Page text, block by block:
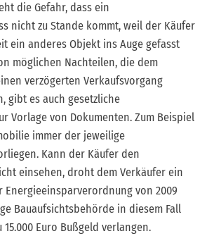
die Gefahr, dass ein
nicht zu Stande kommt, weil der Käufer
ein anderes Objekt ins Auge gefasst
möglichen Nachteilen, die dem
verzögerten Verkaufsvorgang
gibt es auch gesetzliche
Vorlage von Dokumenten. Zum Beispiel
immer der jeweilige
Kann der Käufer den
einsehen, droht dem Verkäufer ein
Energieeinsparverordnung von 2009
Bauaufsichtsbehörde in diesem Fall
15.000 Euro Bußgeld verlangen.